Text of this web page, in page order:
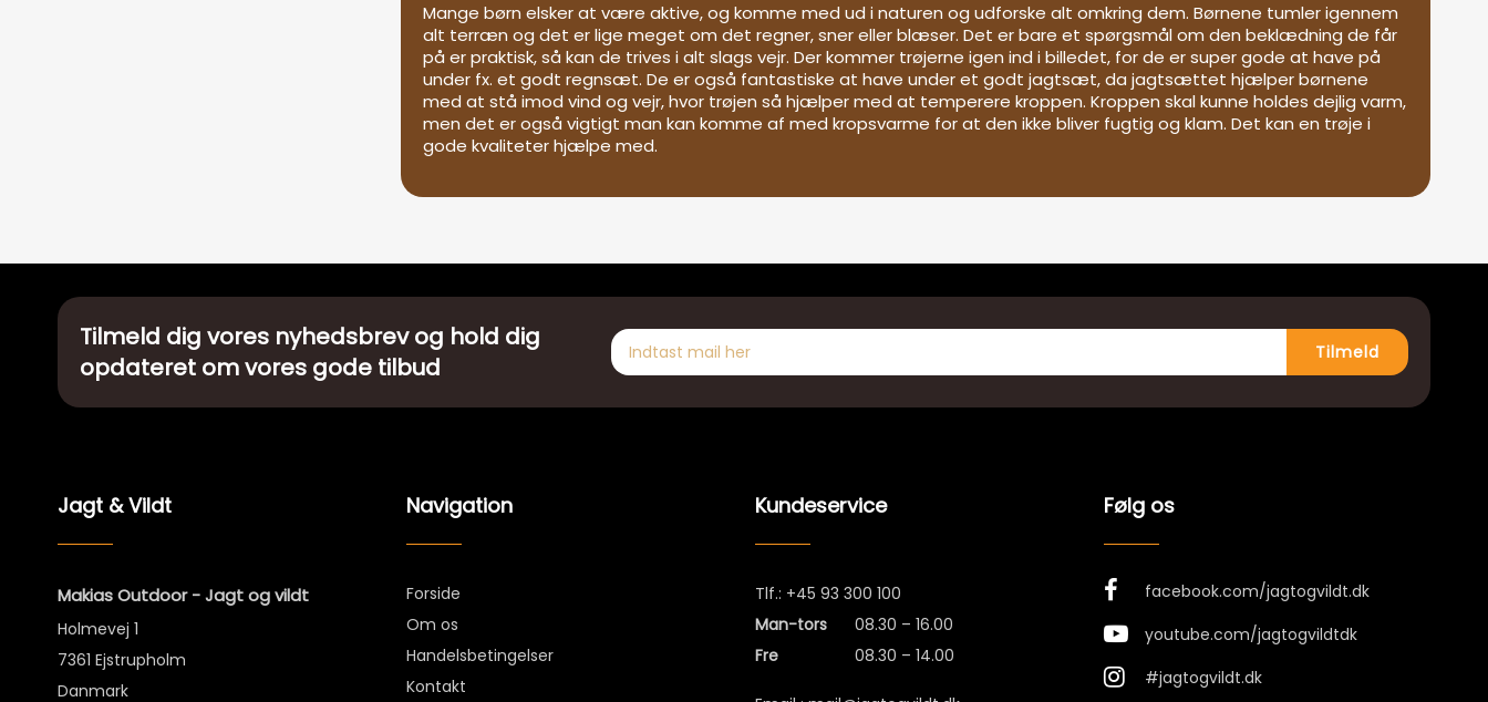
Mange børn elsker at være aktive, og komme med ud i naturen og udforske alt omkring dem. Børnene tumler igennem
alt terræn og det er lige meget om det regner, sner eller blæser. Det er bare et spørgsmål om den beklædning de får
på er praktisk, så kan de trives i alt slags vejr. Der kommer trøjerne igen ind i billedet, for de er super gode at have på
under fx. et godt regnsæt. De er også fantastiske at have under et godt jagtsæt, da jagtsættet hjælper børnene
med at stå imod vind og vejr, hvor trøjen så hjælper med at temperere kroppen. Kroppen skal kunne holdes dejlig varm,
men det er også vigtigt man kan komme af med kropsvarme for at den ikke bliver fugtig og klam. Det kan en trøje i
gode kvaliteter hjælpe med.
Tilmeld dig vores nyhedsbrev og hold dig
opdateret om vores gode tilbud
Tilmeld
Jagt & Vildt
Makias Outdoor - Jagt og vildt
Holmevej 1
7361 Ejstrupholm
Danmark
Navigation
Forside
Om os
Handelsbetingelser
Kontakt
Kundeservice
Tlf.: +45 93 300 100
Man-tors
08.30 – 16.00
Fre
08.30 – 14.00
Følg os
facebook.com/jagtogvildt.dk
youtube.com/jagtogvildtdk
#jagtogvildt.dk